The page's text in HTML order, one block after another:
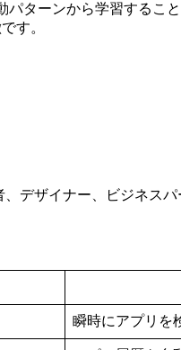
ターンから学習するこ
す。
デザイナー、ビジネス
瞬時にアプリを